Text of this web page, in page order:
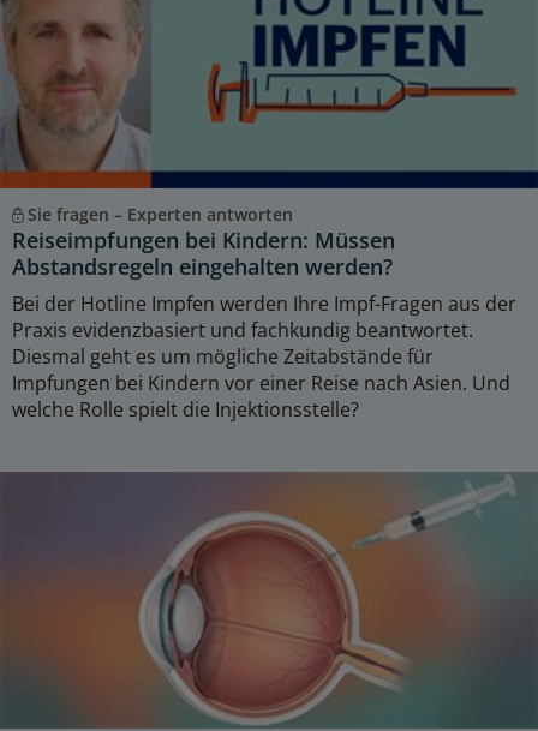
Sie fragen – Experten antworten
Reiseimpfungen bei Kindern: Müssen
Abstandsregeln eingehalten werden?
Bei der Hotline Impfen werden Ihre Impf-Fragen aus der
Praxis evidenzbasiert und fachkundig beantwortet.
Diesmal geht es um mögliche Zeitabstände für
Impfungen bei Kindern vor einer Reise nach Asien. Und
welche Rolle spielt die Injektionsstelle?